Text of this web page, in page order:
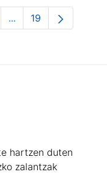
Use TAB to
...Intermediate Pages
Orrialdea
19
hartzen duten
zalantzak